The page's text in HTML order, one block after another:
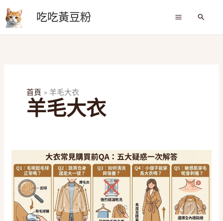
至
主
吃吃黃豆粉
搜
首頁 羊毛大衣
羊毛大衣
秋
冬
穿
搭
指